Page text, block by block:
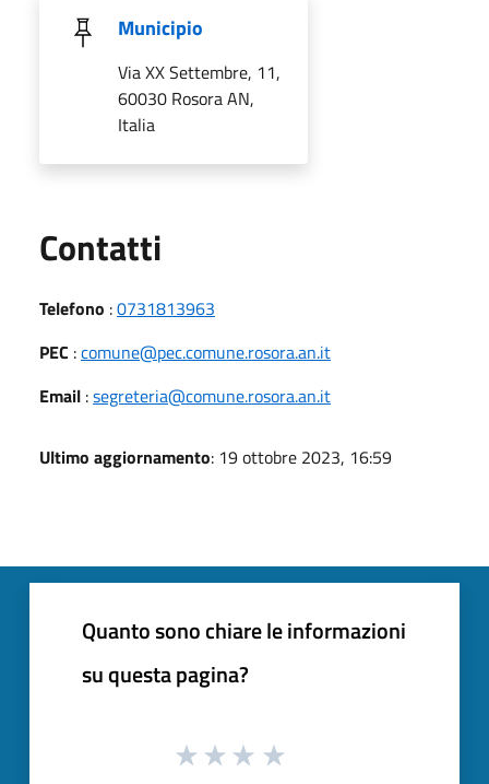
Municipio
Via XX Settembre, 11,
60030 Rosora AN,
Italia
Contatti
Telefono :0731813963
PEC :comune@pec.comune.rosora.an.it
Email :segreteria@comune.rosora.an.it
Ultimo aggiornamento: 19 ottobre 2023, 16:59
Quanto sono chiare le informazioni
su questa pagina?